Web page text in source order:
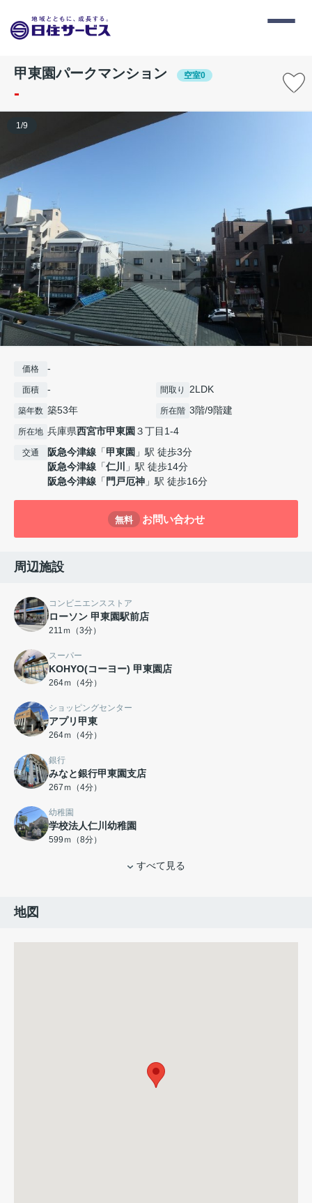
甲東園パークマンション 空室0
-
1/9
価格 -
面積 - 間取り 2LDK
築年数 築53年 所在階 3階/9階建
所在地 兵庫県西宮市甲東園 ３丁目1-4
交通 阪急今津線 「甲東園 」駅 徒歩3分
阪急今津線 「仁川
」駅 徒歩14分
阪急今津線 「 門戸厄神 」駅 徒歩16分
無料 お問い合わせ
周辺施設
コンビニエンスストア
ローソン 甲東園駅前店
211ｍ（3分）
スーパー
KOHYO(コーヨー) 甲東園店
264ｍ（4分）
ショッピングセンター
アプリ甲東
264ｍ（4分）
銀行
みなと銀行甲東園支店
267ｍ（4分）
幼稚園
学校法人仁川幼稚園
599ｍ（8分）
すべて見る
地図